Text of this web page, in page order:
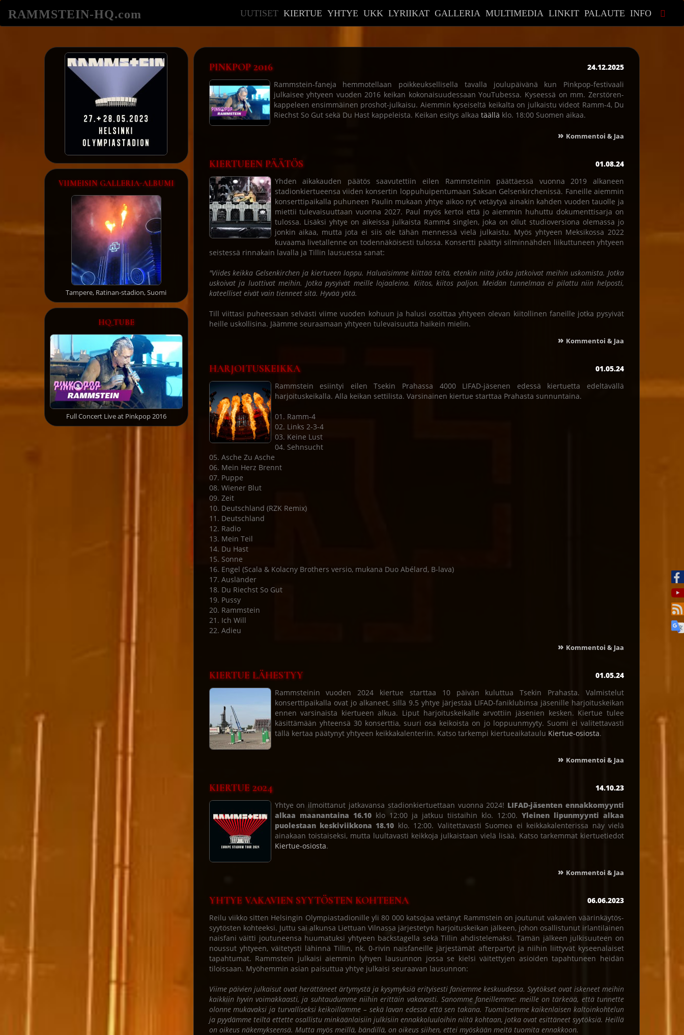
RAMMSTEIN-HQ.com UUTISET KIERTUE YHTYE UKK LYRIIKAT GALLERIA MULTIMEDIA LINKIT PALAUTE INFO
PINKPOP 2016
24.12.2025
Rammstein-faneja hemmotellaan poikkeuksellisella tavalla joulupäivänä kun Pinkpop-festivaali
julkaisee yhtyeen vuoden 2016 keikan kokonaisuudessaan YouTubessa. Kyseessä on mm. Zerstören-
kappeleen ensimmäinen proshot-julkaisu. Aiemmin kyseiseltä keikalta on julkaistu videot Ramm-4, Du
Riechst So Gut sekä Du Hast kappeleista. Keikan esitys alkaa täällä klo. 18:00 Suomen aikaa.
» Kommentoi & Jaa
KIERTUEEN PÄÄTÖS
01.08.24
Yhden aikakauden päätös saavutettiin eilen Rammsteinin päättäessä vuonna 2019 alkaneen
stadionkiertueensa viiden konsertin loppuhuipentumaan Saksan Gelsenkirchenissä. Faneille aiemmin
konserttipaikalla puhuneen Paulin mukaan yhtye aikoo nyt vetäytyä ainakin kahden vuoden tauolle ja
miettii tulevaisuuttaan vuonna 2027. Paul myös kertoi että jo aiemmin huhuttu dokumenttisarja on
tulossa. Lisäksi yhtye on aikeissa julkaista Ramm4 singlen, joka on ollut studioversiona olemassa jo
jonkin aikaa, mutta jota ei siis ole tähän mennessä vielä julkaistu. Myös yhtyeen Meksikossa 2022
kuvaama livetallenne on todennäköisesti tulossa. Konsertti päättyi silminnähden liikuttuneen yhtyeen
seistessä rinnakain lavalla ja Tillin lausuessa sanat:
"Viides keikka Gelsenkirchen ja kiertueen loppu. Haluaisimme kiittää teitä, etenkin niitä jotka jatkoivat meihin uskomista. Jotka
uskoivat ja luottivat meihin. Jotka pysyivät meille lojaaleina. Kiitos, kiitos paljon. Meidän tunnelmaa ei pilattu niin helposti,
kateelliset eivät vain tienneet sitä. Hyvää yötä.
Till viittasi puheessaan selvästi viime vuoden kohuun ja halusi osoittaa yhtyeen olevan kiitollinen faneille jotka pysyivät
heille uskollisina. Jäämme seuraamaan yhtyeen tulevaisuutta haikein mielin.
» Kommentoi & Jaa
HARJOITUSKEIKKA
01.05.24
Rammstein esiintyi eilen Tsekin Prahassa 4000 LIFAD-jäsenen edessä kiertuetta edeltävällä
harjoituskeikalla. Alla keikan settilista. Varsinainen kiertue starttaa Prahasta sunnuntaina.
01. Ramm-4
02. Links 2-3-4
03. Keine Lust
04. Sehnsucht
05. Asche Zu Asche
06. Mein Herz Brennt
07. Puppe
08. Wiener Blut
09. Zeit
10. Deutschland (RZK Remix)
11. Deutschland
12. Radio
13. Mein Teil
14. Du Hast
15. Sonne
16. Engel (Scala & Kolacny Brothers versio, mukana Duo Abélard, B-lava)
17. Ausländer
18. Du Riechst So Gut
19. Pussy
20. Rammstein
21. Ich Will
22. Adieu
» Kommentoi & Jaa
KIERTUE LÄHESTYY
01.05.24
Rammsteinin vuoden 2024 kiertue starttaa 10 päivän kuluttua Tsekin Prahasta. Valmistelut
konserttipaikalla ovat jo alkaneet, sillä 9.5 yhtye järjestää LIFAD-faniklubinsa jäsenille harjoituskeikan
ennen varsinaista kiertueen alkua. Liput harjoituskeikalle arvottiin jäsenien kesken. Kiertue tulee
käsittämään yhteensä 30 konserttia, suuri osa keikoista on jo loppuunmyyty. Suomi ei valitettavasti
tällä kertaa päätynyt yhtyeen keikkakalenteriin. Katso tarkempi kiertueaikataulu Kiertue-osiosta.
» Kommentoi & Jaa
KIERTUE 2024
14.10.23
Yhtye on ilmoittanut jatkavansa stadionkiertuettaan vuonna 2024! LIFAD-jäsenten ennakkomyynti
alkaa maanantaina 16.10klo 12:00 ja jatkuu tiistaihin klo. 12:00. Yleinen lipunmyynti alkaa
puolestaan keskiviikkona 18.10 klo. 12:00. Valitettavasti Suomea ei keikkakalenterissa näy vielä
ainakaan toistaiseksi, mutta luultavasti keikkoja julkaistaan vielä lisää. Katso tarkemmat kiertuetiedot
Kiertue-osiosta.
» Kommentoi & Jaa
YHTYE VAKAVIEN SYYTÖSTEN KOHTEENA
06.06.2023
Reilu viikko sitten Helsingin Olympiastadionille yli 80 000 katsojaa vetänyt Rammstein on joutunut vakavien väärinkäytös-
syytösten kohteeksi. Juttu sai alkunsa Liettuan Vilnassa järjestetyn harjoituskeikan jälkeen, johon osallistunut irlantilainen
naisfani väitti joutuneensa huumatuksi yhtyeen backstagella sekä Tillin ahdistelemaksi. Tämän jälkeen julkisuuteen on
noussut yhtyeen, väitetysti lähinnä Tillin, nk. 0-rivin naisfaneille järjestämät afterpartyt ja niihin liittyvät kyseenalaiset
tapahtumat. Rammstein julkaisi aiemmin lyhyen lausunnon jossa se kielsi väitettyjen asioiden tapahtuneen heidän
tiloissaan. Myöhemmin asian paisuttua yhtye julkaisi seuraavan lausunnon:
Viime päivien julkaisut ovat herättäneet ärtymystä ja kysymyksiä erityisesti faniemme keskuudessa. Syytökset ovat iskeneet meihin
kaikkiin hyvin voimakkaasti, ja suhtaudumme niihin erittäin vakavasti. Sanomme faneillemme: meille on tärkeää, että tunnette
olonne mukavaksi ja turvalliseksi keikoillamme – sekä lavan edessä että sen takana. Tuomitsemme kaikenlaisen kaltoinkohtelun
ja pyydämme teiltä ettette osallistu minkäänlaisiin julkisiin ennakkoluuloihin niitä kohtaan, jotka ovat esittäneet syytöksiä. Heillä
on oikeus näkemykseensä. Mutta myös meillä, bändillä, on oikeus siihen, ettei myöskään meitä tuomita ennakkoon.
VIIMEISIN GALLERIA-ALBUMI
Tampere, Ratinan-stadion, Suomi
HQ_TUBE
Full Concert Live at Pinkpop 2016